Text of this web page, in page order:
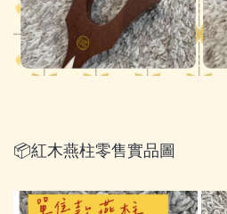
📦紅木燕柱零售實品圖